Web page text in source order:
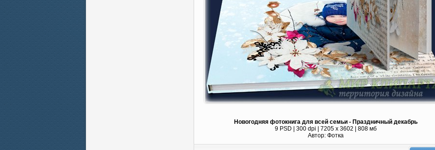
Новогодняя фотокнига для всей семьи - Праздничный декабрь
9 PSD | 300 dpi | 7205 x 3602 | 808 мб
Автор: Фотка